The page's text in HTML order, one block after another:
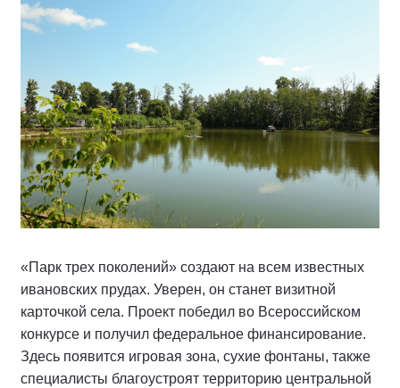
«Парк трех поколений» создают на всем известных
ивановских прудах. Уверен, он станет визитной
карточкой села. Проект победил во Всероссийском
конкурсе и получил федеральное финансирование.
Здесь появится игровая зона, сухие фонтаны, также
специалисты благоустроят территорию центральной